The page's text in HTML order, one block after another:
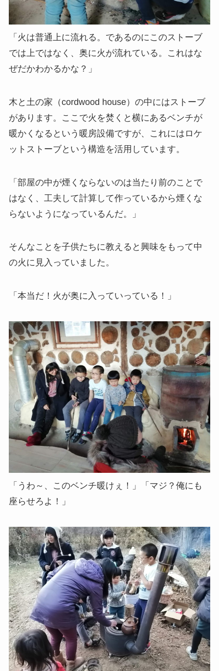
「火は普通上に流れる。であるのにこのストーブ
では上ではなく、奥に火が流れている。これはな
ぜだかわかるかな？」
木と土の家（cordwood house）の中にはストーブ
があります。ここで火を焚くと横にあるベンチが
暖かくなるという暖房設備ですが、これにはロケ
ットストーブという構造を活用しています。
「部屋の中が煙くならないのは当たり前のことで
はなく、工夫して計算して作っているから煙くな
らないようになっているんだ。」
そんなことを子供たちに教えると興味をもって中
の火に見入っていました。
「本当だ！火が奥に入っていっている！」
「うわ～、このベンチ暖けぇ！」「マジ？俺にも
座らせろよ！」